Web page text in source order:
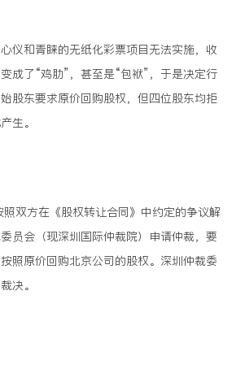
仪和青睐的无纸化彩票项目无法实施，收
成了“鸡肋”，甚至是“包袱”，于是决定行
股东要求原价回购股权，但四位股东均拒
生。
双方在《股权转让合同》中约定的争议解
员会（现深圳国际仲裁院）申请仲裁，要
照原价回购北京公司的股权。深圳仲裁委
决。